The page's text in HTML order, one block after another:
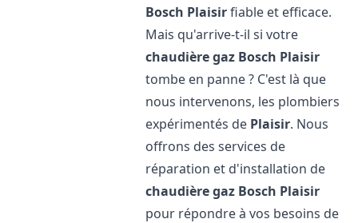
Bosch Plaisirfiable et efficace.
Mais qu'arrive-t-il si votre
chaudière gaz Bosch Plaisir
tombe en panne ? C'est là que
nous intervenons, les plombiers
expérimentés de Plaisir. Nous
offrons des services de
réparation et d'installation de
chaudière gaz Bosch Plaisir
pour répondre à vos besoins de